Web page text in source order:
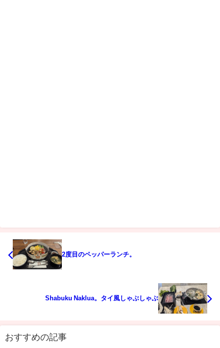
2度目のペッパーランチ。
Shabuku Naklua。タイ風しゃぶしゃぶ
おすすめの記事